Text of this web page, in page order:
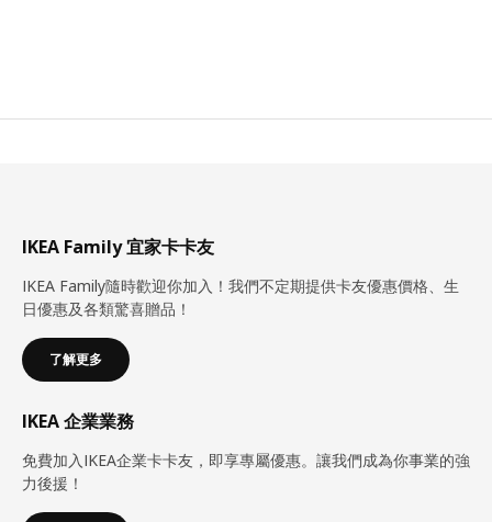
IKEA Family 宜家卡卡友
IKEA Family隨時歡迎你加入！我們不定期提供卡友優惠價格、生
日優惠及各類驚喜贈品！
了解更多
IKEA 企業業務
免費加入IKEA企業卡卡友，即享專屬優惠。讓我們成為你事業的強
力後援！